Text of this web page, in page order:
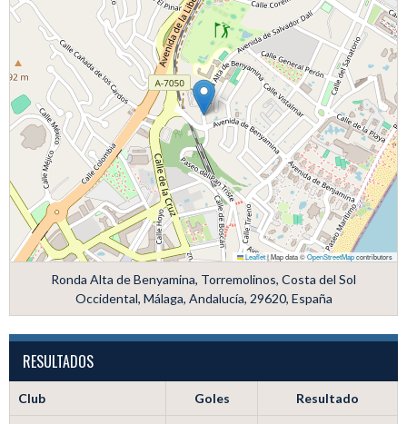
Leaflet|Map data ©OpenStreetMapcontributors
Ronda Alta de Benyamina, Torremolinos, Costa del Sol
Occidental, Málaga, Andalucía, 29620, España
RESULTADOS
Club Goles Resultado